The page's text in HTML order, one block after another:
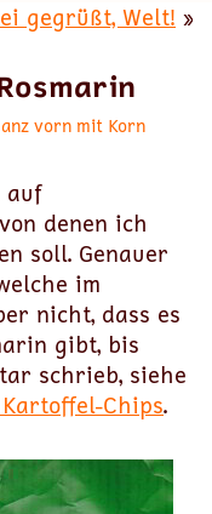
gegrüßt, Welt! »
vorn mit Korn
auf
denen ich
soll. Genauer
im
nicht, dass es
gibt, bis
schrieb, siehe
Kartoffel-Chips.